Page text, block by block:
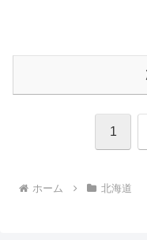
1
ホーム 北海道